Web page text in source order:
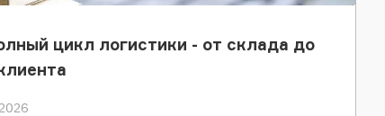
цикл логистики - от склада до